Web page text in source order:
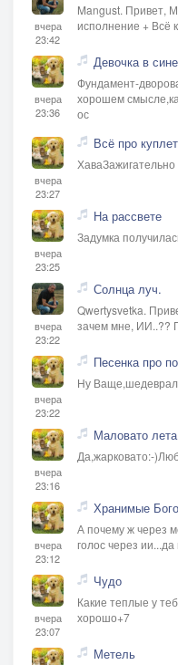
вчера
23:42
Mangust. Привет,
исполнение + Всё
вчера
23:36
Девочка в
Фундамент-
хорошем
ос
вчера
23:27
Всё про
вчера
23:25
На рассвете
Задумка
вчера
23:22
Солнца луч.
Qwertysvetka.
зачем мне, ИИ..??
вчера
23:22
Песенка про
Ну
вчера
23:16
Маловато лета
Да,жарковато:-
вчера
23:12
Хранимые
А почему ж через
голос через
вчера
23:07
Чудо
Какие теплые у
хорошо+7
Метель